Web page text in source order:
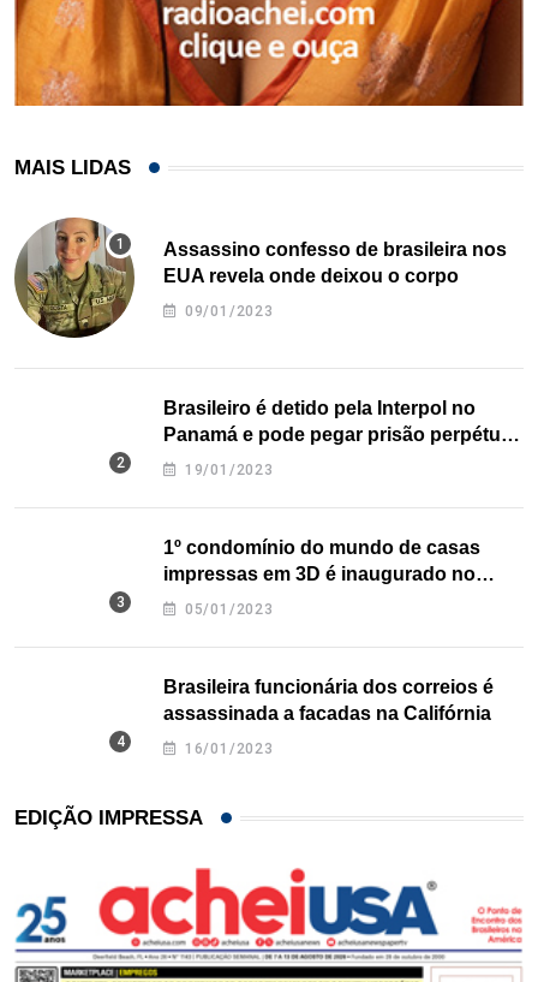
MAIS LIDAS
Assassino confesso de brasileira nos
EUA revela onde deixou o corpo
09/01/2023
Brasileiro é detido pela Interpol no
Panamá e pode pegar prisão perpétua
nos EUA
19/01/2023
1º condomínio do mundo de casas
impressas em 3D é inaugurado no
Texas
05/01/2023
Brasileira funcionária dos correios é
assassinada a facadas na Califórnia
16/01/2023
EDIÇÃO IMPRESSA